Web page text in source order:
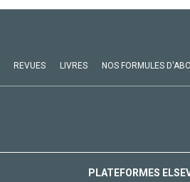
REVUES LIVRES NOS FORMULES
PLATEFORMES